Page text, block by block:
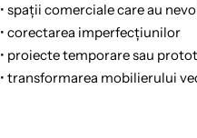
• spații comerciale care au
• corectarea imperfecțiunilor
• proiecte temporare sau
• transformarea mobilierului